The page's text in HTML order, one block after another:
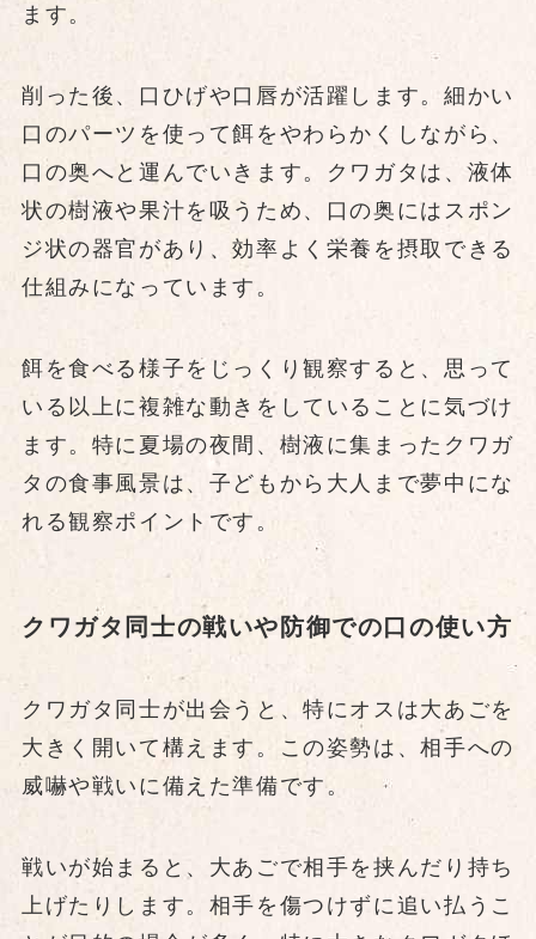
ます。
削った後、口ひげや口唇が活躍します。細かい
口のパーツを使って餌をやわらかくしながら、
口の奥へと運んでいきます。クワガタは、液体
状の樹液や果汁を吸うため、口の奥にはスポン
ジ状の器官があり、効率よく栄養を摂取できる
仕組みになっています。
餌を食べる様子をじっくり観察すると、思って
いる以上に複雑な動きをしていることに気づけ
ます。特に夏場の夜間、樹液に集まったクワガ
タの食事風景は、子どもから大人まで夢中にな
れる観察ポイントです。
クワガタ同士の戦いや防御での口の使い方
クワガタ同士が出会うと、特にオスは大あごを
大きく開いて構えます。この姿勢は、相手への
威嚇や戦いに備えた準備です。
戦いが始まると、大あごで相手を挟んだり持ち
上げたりします。相手を傷つけずに追い払うこ